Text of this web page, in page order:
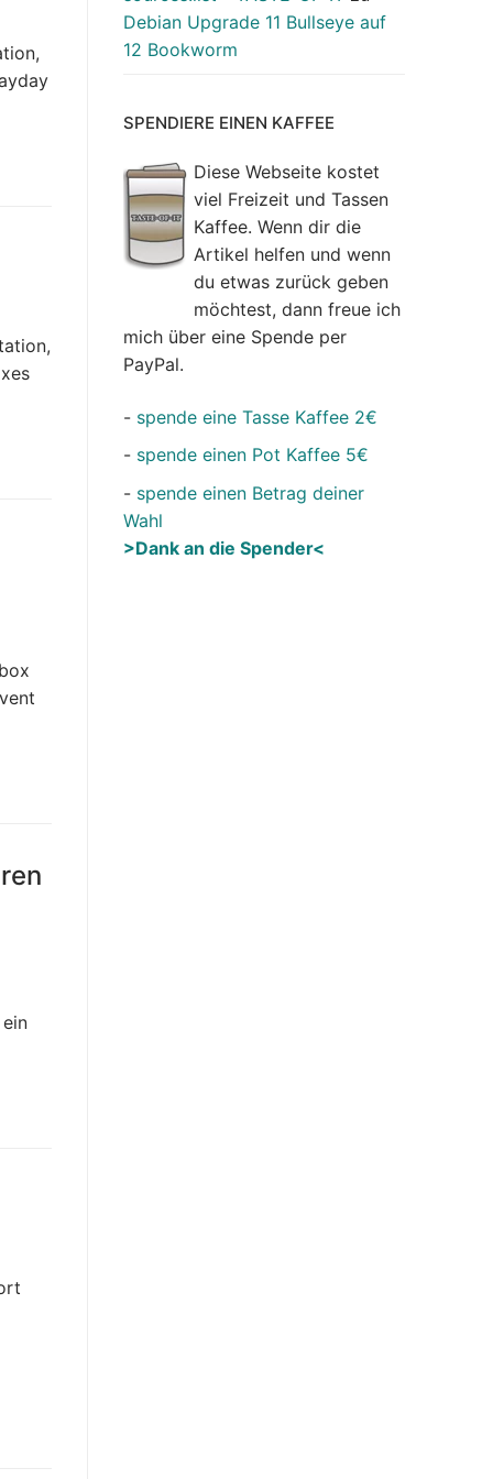
Debian Upgrade 11 Bullseye auf
12 Bookworm
SPENDIERE EINEN KAFFEE
Diese Webseite kostet
viel Freizeit und Tassen
Kaffee. Wenn dir die
Artikel helfen und wenn
du etwas zurück geben
möchtest, dann freue ich
mich über eine Spende per
PayPal.
- spende eine Tasse Kaffee 2€
- spende einen Pot Kaffee 5€
- spende einen Betrag deiner
Wahl
>Dank an die Spender<